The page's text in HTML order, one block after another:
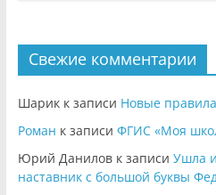
Свежие комментарии
Шарикк записи Новые
Роман к записи ФГИС «Моя
Юрий Даниловк записи Ушла
наставник с большой буквы